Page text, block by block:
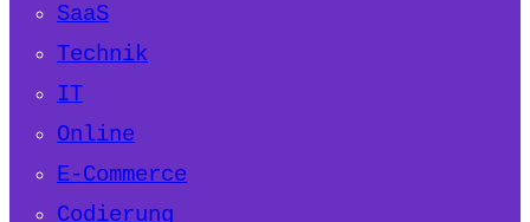
SaaS
Technik
IT
Online
E-Commerce
Codierung